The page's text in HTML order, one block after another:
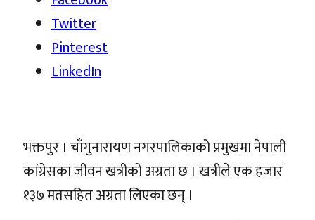
Twitter
Pinterest
LinkedIn
भक्तपुर । चाँगुनारायण नगरपालिकाको प्रमुखमा नेपाली
कांग्रेसका जीवन खत्रीको अग्रता छ । खत्रीले एक हजार
१३७ मतसहित अग्रता लिएका छन् ।